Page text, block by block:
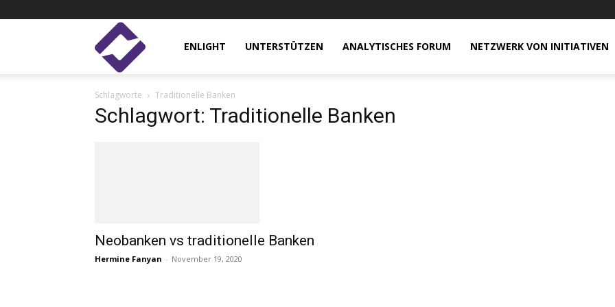
Enlight
Studies
ENLIGHT UNTERSTÜTZEN ANALYTISCHES FORUM NETZWERK VON INITIATIVEN
Schlagworte Traditionelle Banken
Schlagwort: Traditionelle Banken
Neobanken vs traditionelle Banken
Hermine Fanyan - November 19, 2020